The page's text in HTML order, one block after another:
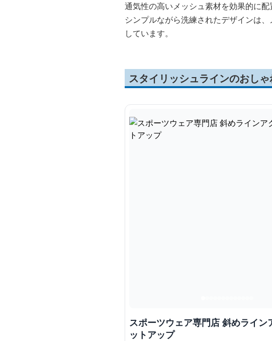
通気性の高いメッシュ素材を効果的に配
シンプルながら洗練されたデザインは
しています。
スタイリッシュラインのおし
スポーツウェア専門店 斜めライン
ットアップ